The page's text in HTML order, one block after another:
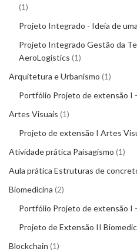
1
Projeto Integrado - Ideia de
Projeto Integrado Gestão da
AeroLogistics 1
Arquitetura e Urbanismo 1
Portfólio Projeto de extensão I
Artes Visuais 1
Projeto de extensão I Artes
Atividade prática Paisagismo 1
Aula prática Estruturas de
Biomedicina 2
Portfólio Projeto de extensão I
Projeto de Extensão II
Blockchain 1